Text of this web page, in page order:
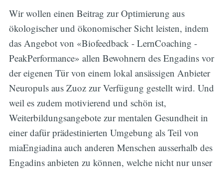
Wir wollen einen Beitrag zur Optimierung aus
ökologischer und ökonomischer Sicht leisten, indem
das Angebot von «Biofeedback - LernCoaching -
PeakPerformance» allen Bewohnern des Engadins vor
der eigenen Tür von einem lokal ansässigen Anbieter
Neuropuls aus Zuoz zur Verfügung gestellt wird. Und
weil es zudem motivierend und schön ist,
Weiterbildungsangebote zur mentalen Gesundheit in
einer dafür prädestinierten Umgebung als Teil von
miaEngiadina auch anderen Menschen ausserhalb des
Engadins anbieten zu können, welche nicht nur unser